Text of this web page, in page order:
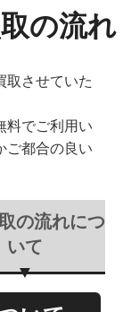
の流れ
取させていた
料でご利用い
ご都合の良い
の流れにつ
いて